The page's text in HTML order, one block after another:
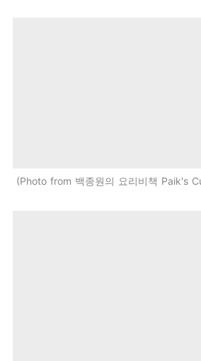
Photo from 백종원의 요리비책 Paik's